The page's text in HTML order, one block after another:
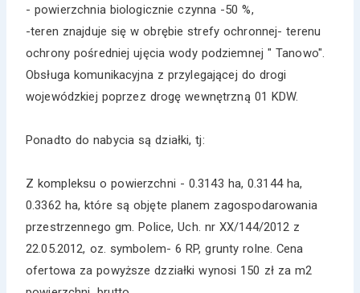
- powierzchnia biologicznie czynna -50 %,
-teren znajduje się w obrębie strefy ochronnej- terenu
ochrony pośredniej ujęcia wody podziemnej " Tanowo".
Obsługa komunikacyjna z przylegającej do drogi
wojewódzkiej poprzez drogę wewnętrzną 01 KDW.
Ponadto do nabycia są działki, tj:
Z kompleksu o powierzchni - 0.3143 ha, 0.3144 ha,
0.3362 ha, które są objęte planem zagospodarowania
przestrzennego gm. Police, Uch. nr XX/144/2012 z
22.05.2012, oz. symbolem- 6 RP, grunty rolne. Cena
ofertowa za powyższe dzziałki wynosi 150 zł za m2